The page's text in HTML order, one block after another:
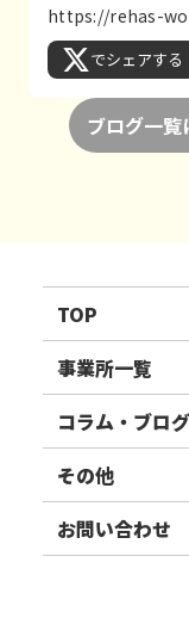
https://rehas-
でシェアする
ブログ一覧
TOP
リハスワーク
リハスファーム
事業所一覧
関東エリア
東北エリア
甲信越エリア
コラム・ブログ
事業所ブログ
ご利用者様の声
その他
お知らせ
お問い合わせ